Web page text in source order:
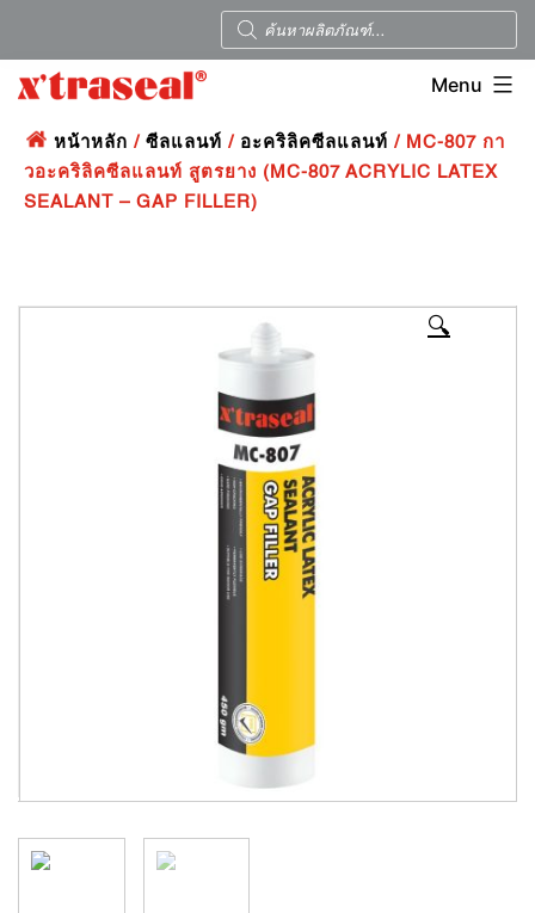
Menu
หน้าหลัก / ซีลแลนท์ / อะคริลิคซีลแลนท์ / MC-807 กา
วอะคริลิคซีลแลนท์ สูตรยาง (MC-807 ACRYLIC LATEX
SEALANT – GAP FILLER)
🔍